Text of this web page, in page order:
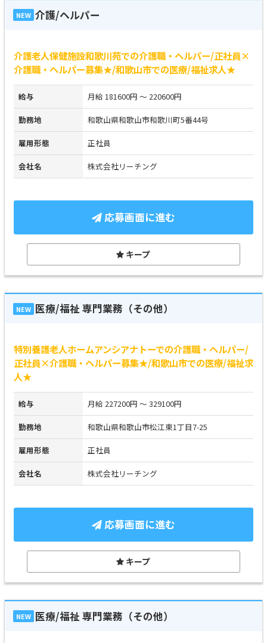
NEW 介護/ヘルパー
介護老人保健施設和歌川苑での介護職・ヘルパー/正社員×
介護職・ヘルパー募集★/和歌山市での医療/福祉求人★
給与 月給 181600円 ～ 220600円
勤務地 和歌山県和歌山市和歌川町5番44号
雇用形態 正社員
会社名 株式会社リーチング
応募画面に進む
キープ
NEW 医療/福祉 専門業務（その他）
特別養護老人ホームアンシアナトーでの介護職・ヘルパー/
正社員×介護職・ヘルパー募集★/和歌山市での医療/福祉求
人★
給与 月給 227200円 ～ 329100円
勤務地 和歌山県和歌山市松江東1丁目7-25
雇用形態 正社員
会社名 株式会社リーチング
応募画面に進む
キープ
NEW 医療/福祉 専門業務（その他）